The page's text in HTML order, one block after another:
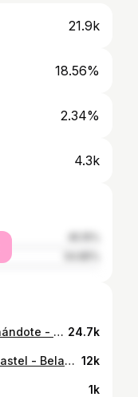
21.9k
18.56%
2.34%
4.3k
Para los que pidieron 🙌🏻 Extrañándote - Jay Wheeler, Zhamira (COVER) Ayúdame compartiendo y comenta 👇🏻 ¿Que canción te gustaría escuchar? 🥰 Producción de audio: @otto_mora_ #Cover #Extrañandote #Musica #Cantante #Venezuela 24.7k
La que más pidieron 🙌🏻 Rosa Pastel - Belanova (COVER) Ayúdame compartiendo y guardando el reel. 🙏🏻 Sigue nuestra otra cuenta @iconic_cover24 Producción de audio: @otto_mora_ #RosaPastel #Cover #Musica #Belanova #Venezuela 12k
1k